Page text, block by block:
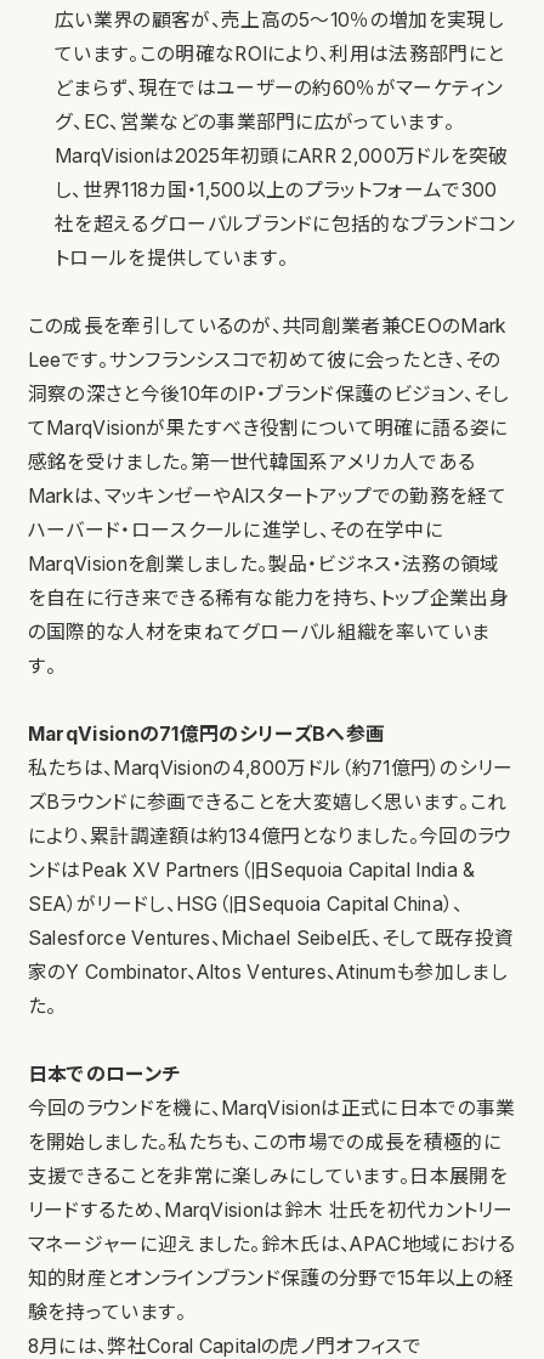
広い業界の顧客が、売上高の5〜10％の増加を実現し
ています。この明確なROIにより、利用は法務部門にと
どまらず、現在ではユーザーの約60％がマーケティン
グ、EC、営業などの事業部門に広がっています。
MarqVisionは2025年初頭にARR 2,000万ドルを突破
し、世界118カ国・1,500以上のプラットフォームで300
社を超えるグローバルブランドに包括的なブランドコン
トロールを提供しています。
この成長を牽引しているのが、共同創業者兼CEOのMark
Leeです。サンフランシスコで初めて彼に会ったとき、その
洞察の深さと今後10年のIP・ブランド保護のビジョン、そし
てMarqVisionが果たすべき役割について明確に語る姿に
感銘を受けました。第一世代韓国系アメリカ人である
Markは、マッキンゼーやAIスタートアップでの勤務を経て
ハーバード・ロースクールに進学し、その在学中に
MarqVisionを創業しました。製品・ビジネス・法務の領域
を自在に行き来できる稀有な能力を持ち、トップ企業出身
の国際的な人材を束ねてグローバル組織を率いていま
す。
MarqVisionの71億円のシリーズBへ参画
私たちは、MarqVisionの4,800万ドル（約71億円）のシリー
ズBラウンドに参画できることを大変嬉しく思います。これ
により、累計調達額は約134億円となりました。今回のラウ
ンドはPeak XV Partners（旧Sequoia Capital India &
SEA）がリードし、HSG（旧Sequoia Capital China）、
Salesforce Ventures、Michael Seibel氏、そして既存投資
家のY Combinator、Altos Ventures、Atinumも参加しまし
た。
日本でのローンチ
今回のラウンドを機に、MarqVisionは正式に日本での事業
を開始しました。私たちも、この市場での成長を積極的に
支援できることを非常に楽しみにしています。日本展開を
リードするため、MarqVisionは鈴木 壮氏を初代カントリー
マネージャーに迎えました。鈴木氏は、APAC地域における
知的財産とオンラインブランド保護の分野で15年以上の経
験を持っています。
8月には、弊社Coral Capitalの虎ノ門オフィスで